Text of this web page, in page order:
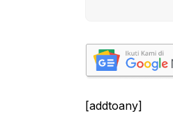
[addtoany]